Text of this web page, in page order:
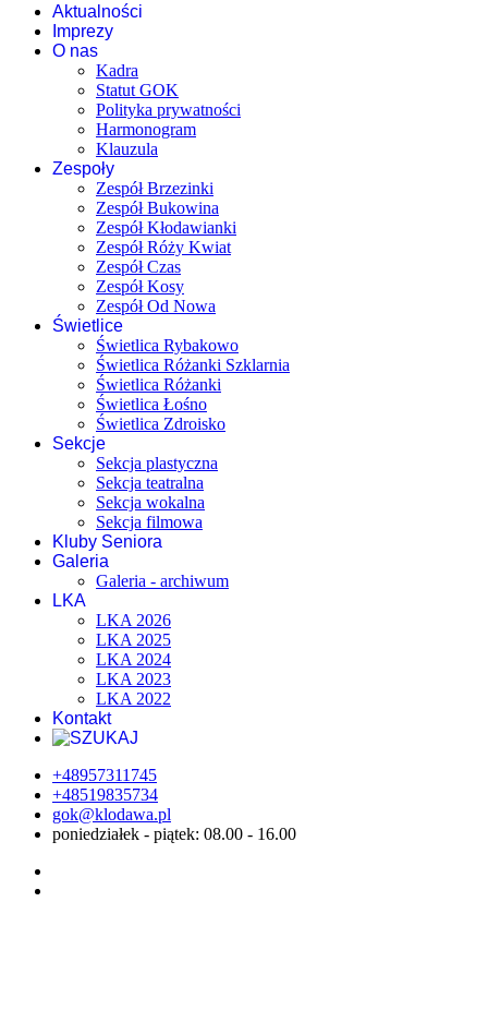
Aktualności
Imprezy
O nas
Kadra
Statut GOK
Polityka prywatności
Harmonogram
Klauzula
Zespoły
Zespół Brzezinki
Zespół Bukowina
Zespół Kłodawianki
Zespół Róży Kwiat
Zespół Czas
Zespół Kosy
Zespół Od Nowa
Świetlice
Świetlica Rybakowo
Świetlica Różanki Szklarnia
Świetlica Różanki
Świetlica Łośno
Świetlica Zdroisko
Sekcje
Sekcja plastyczna
Sekcja teatralna
Sekcja wokalna
Sekcja filmowa
Kluby Seniora
Galeria
Galeria - archiwum
LKA
LKA 2026
LKA 2025
LKA 2024
LKA 2023
LKA 2022
Kontakt
+48957311745
+48519835734
gok@klodawa.pl
poniedziałek - piątek: 08.00 - 16.00